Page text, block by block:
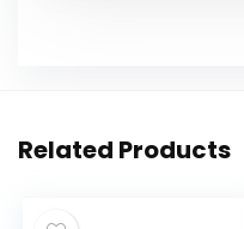
Related Products